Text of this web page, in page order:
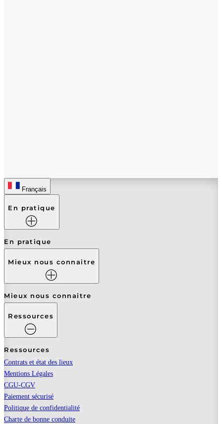
Français
En pratique
En pratique
Mieux nous connaitre
Mieux nous connaitre
Ressources
Ressources
Contrats et état des lieux
Mentions Légales
CGU-CGV
Paiement sécurisé
Politique de confidentialité
Charte de bonne conduite